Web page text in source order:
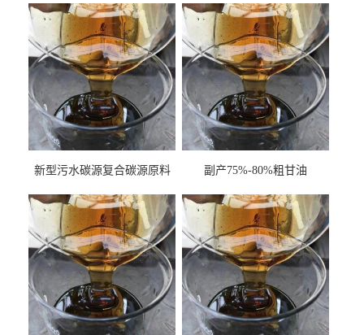
新型污水碳源复合碳源原料
副产75%-80%粗甘油